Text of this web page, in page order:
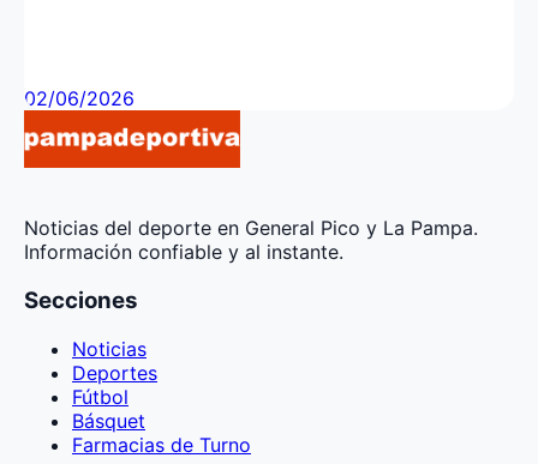
02/06/2026
Noticias del deporte en General Pico y La Pampa.
Información confiable y al instante.
Secciones
Noticias
Deportes
Fútbol
Básquet
Farmacias de Turno